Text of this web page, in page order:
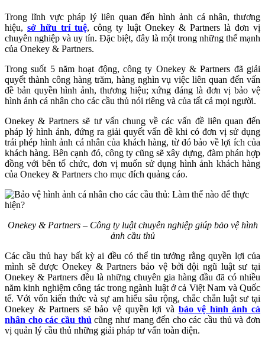
Trong lĩnh vực pháp lý liên quan đến hình ảnh cá nhân, thương
hiệu, sở hữu trí tuệ, công ty luật Onekey & Partners là đơn vị
chuyên nghiệp và uy tín. Đặc biệt, đây là một trong những thế mạnh
của Onekey & Partners.
Trong suốt 5 năm hoạt động, công ty Onekey & Partners đã giải
quyết thành công hàng trăm, hàng nghìn vụ việc liên quan đến vấn
đề bản quyền hình ảnh, thương hiệu; xứng đáng là đơn vị bảo vệ
hình ảnh cá nhân cho các cầu thủ nói riêng và của tất cả mọi người.
Onekey & Partners sẽ tư vấn chung về các vấn đề liên quan đến
pháp lý hình ảnh, đứng ra giải quyết vấn đề khi có đơn vị sử dụng
trái phép hình ảnh cá nhân của khách hàng, từ đó bảo về lợi ích của
khách hàng. Bên cạnh đó, công ty cũng sẽ xây dựng, đàm phán hợp
đồng với bên tổ chức, đơn vị muốn sử dụng hình ảnh khách hàng
của Onekey & Partners cho mục đích quảng cáo.
Onekey & Partners – Công ty luật chuyên nghiệp giúp bảo vệ hình
ảnh cầu thủ
Các cầu thủ hay bất kỳ ai đều có thể tin tưởng rằng quyền lợi của
mình sẽ được Onekey & Partners bảo vệ bởi đội ngũ luật sư tại
Onekey & Partners đều là những chuyên gia hàng đầu đã có nhiều
năm kinh nghiệm công tác trong ngành luật ở cả Việt Nam và Quốc
tế. Với vốn kiến thức và sự am hiểu sâu rộng, chắc chắn luật sư tại
Onekey & Partners sẽ bảo vệ quyền lợi và bảo vệ hình ảnh cá
nhân cho các cầu thủ cũng như mang đến cho các cầu thủ và đơn
vị quản lý cầu thủ những giải pháp tư vấn toàn diện.